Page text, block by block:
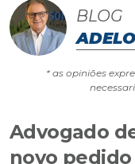
BLOG
* as opiniões
Advogado
novo